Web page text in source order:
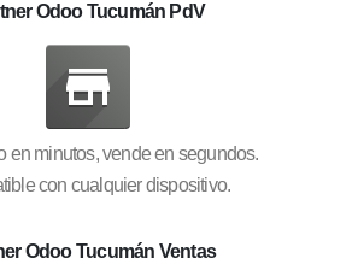
Odoo Tucumán PdV
en minutos, vende en segundos.
con cualquier dispositivo.
Odoo Tucumán Ventas